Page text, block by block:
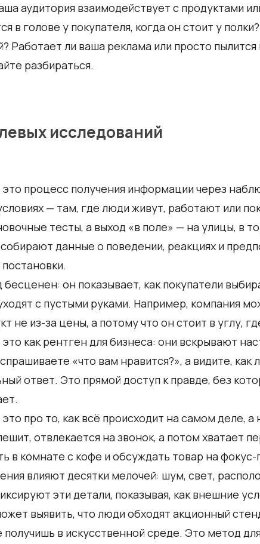
аудитория взаимодействует с продуктами
в голове у покупателя, когда он стоит у
Работает ли ваша реклама или просто
разбираться.
исследований
процесс получения информации через
— там, где люди живут, работают или
тесты, а выход «в поле» — на улицы, в
данные о поведении, реакциях и
он показывает, как покупатели
с пустыми руками. Например, компания
не из-за цены, а потому что он стоит в углу,
как рентген для бизнеса: они вскрывают
«что вам нравится?», а видите,
ответ. Это прямой доступ к правде, без
про то, как всё происходит на самом деле,
отвлекается на звонок, а потом хватает
в комнате с кофе и обсуждать товар на фокус-
влияют десятки мелочей: шум, свет,
эти детали, показывая, как внешние
выявить, что люди обходят акционный
в искусственной среде. Это метод для